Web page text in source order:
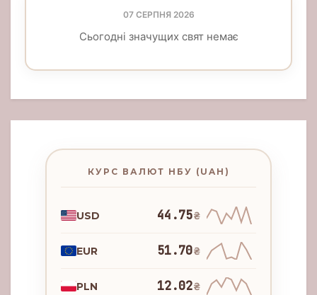
07 СЕРПНЯ 2026
Сьогодні значущих свят немає
КУРС ВАЛЮТ НБУ (UAH)
USD 44.75₴
EUR 51.70₴
PLN 12.02₴